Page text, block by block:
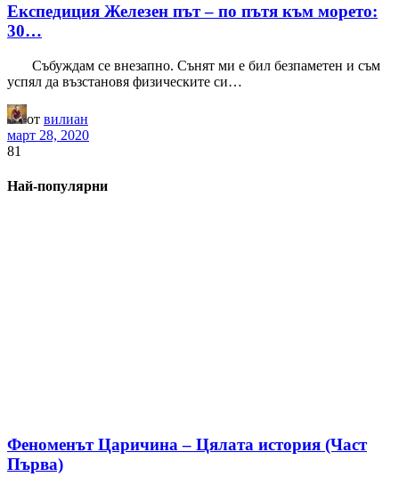
Експедиция Железен път – по пътя към морето:
30…
Събуждам се внезапно. Сънят ми е бил безпаметен и съм
успял да възстановя физическите си…
от вилиан
март 28, 2020
81
Най-популярни
Феноменът Царичина – Цялата история (Част
Първа)